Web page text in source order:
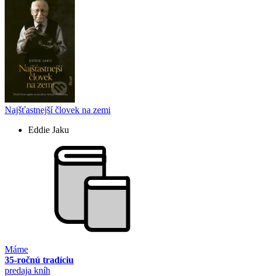
Najšťastnejší človek na zemi
Eddie Jaku
Máme
35-ročnú tradíciu
predaja kníh